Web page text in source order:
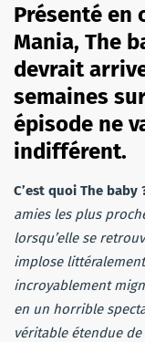
Présenté en
Mania, The
devrait
semaines
épisode ne
indifférent.
C’est quoi The baby
amies les plus
lorsqu’elle se
implose
incroyablement
en un horrible
véritable étendue